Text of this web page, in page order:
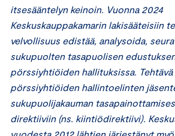
itsesääntelyn keinoin. Vuonna 2024
Keskuskauppakamarin lakisääteisiin
velvollisuus edistää, analysoida,
sukupuolten tasapuolisen
pörssiyhtiöiden hallituksissa.
pörssiyhtiöiden hallintoelinten
sukupuolijakauman
direktiiviin (ns. kiintiödirektiivi).